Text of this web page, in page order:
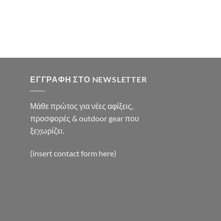
ΕΓΓΡΑΦΉ ΣΤΟ NEWSLETTER
Μάθε πρώτος για νέες αφίξεις,
προσφορές & outdoor gear που
ξεχωρίζει.
(insert contact form here)